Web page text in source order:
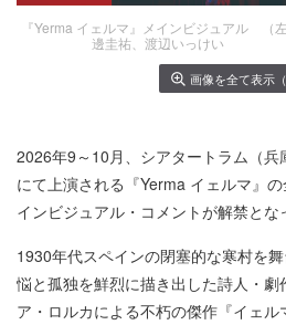
『Yerma イェルマ』メインビジュアル （
邊圭祐、渡辺いっけい
画像を全て表示（
2026年9～10月、シアタートラム（兵
にて上演される『Yerma イェルマ』
インビジュアル・コメントが解禁とな
1930年代スペインの閉塞的な寒村を
悩と孤独を鮮烈に描き出した詩人・
ア・ロルカによる不朽の傑作『イェ